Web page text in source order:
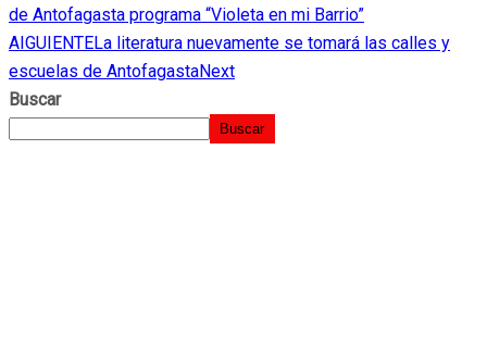
de Antofagasta programa “Violeta en mi Barrio”
AIGUIENTELa literatura nuevamente se tomará las calles y
escuelas de AntofagastaNext
Buscar
Buscar